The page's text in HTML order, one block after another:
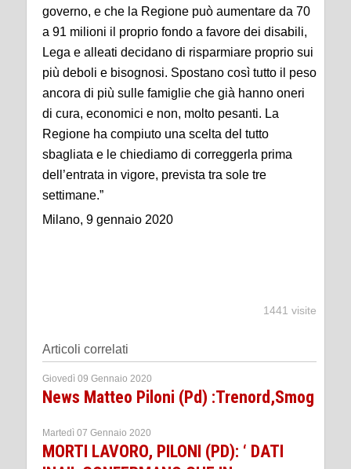
governo, e che la Regione può aumentare da 70
a 91 milioni il proprio fondo a favore dei disabili,
Lega e alleati decidano di risparmiare proprio sui
più deboli e bisognosi. Spostano così tutto il peso
ancora di più sulle famiglie che già hanno oneri
di cura, economici e non, molto pesanti. La
Regione ha compiuto una scelta del tutto
sbagliata e le chiediamo di correggerla prima
dell’entrata in vigore, prevista tra sole tre
settimane.”
Milano, 9 gennaio 2020
1441 visite
Articoli correlati
Giovedì 09 Gennaio 2020
News Matteo Piloni (Pd) :Trenord,Smog
Martedì 07 Gennaio 2020
MORTI LAVORO, PILONI (PD): ‘ DATI